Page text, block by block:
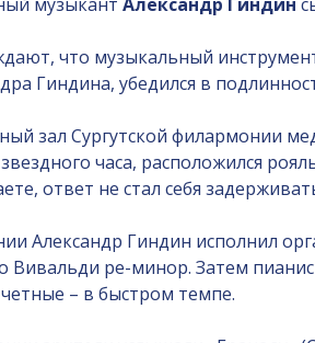
что музыкальный
Гиндина, убедился в
зал Сургутской филармонии
часа, расположился
ответ не стал себя
Александр Гиндин исполнил
Вивальди ре-минор. Затем
– в быстром темпе.